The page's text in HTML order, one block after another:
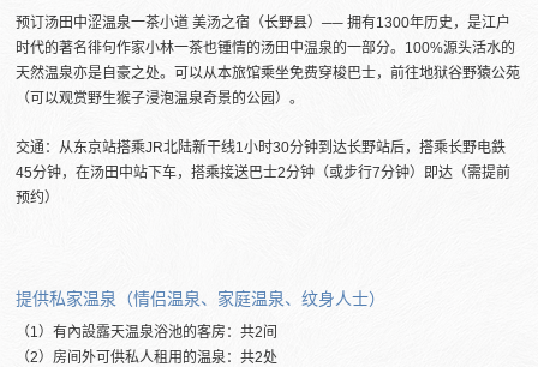
预订汤田中涩温泉一茶小道 美汤之宿（长野县）── 拥有1300年历史，是江户
时代的著名徘句作家小林一茶也锺情的汤田中温泉的一部分。100%源头活水的
天然温泉亦是自豪之处。可以从本旅馆乘坐免费穿梭巴士，前往地狱谷野猿公苑
（可以观赏野生猴子浸泡温泉奇景的公园）。
交通：从东京站搭乘JR北陆新干线1小时30分钟到达长野站后，搭乘长野电鉄
45分钟，在汤田中站下车，搭乘接送巴士2分钟（或步行7分钟）即达（需提前
预约）
提供私家温泉（情侣温泉、家庭温泉、纹身人士）
（1）有內設露天温泉浴池的客房：共2间
（2）房间外可供私人租用的温泉：共2处